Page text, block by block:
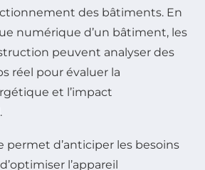
des bâtiments. En
numérique d’un bâtiment, les
peuvent analyser des
réel pour évaluer la
et l’impact
d’anticiper les besoins
l’appareil